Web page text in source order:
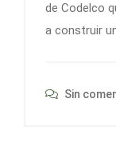
de Codelco
a construir
Sin